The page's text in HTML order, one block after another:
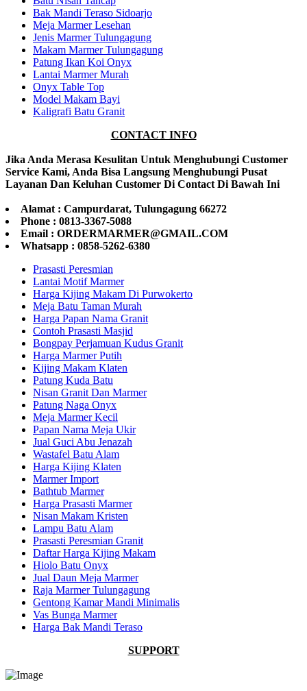
Bak Mandi Teraso Sidoarjo
Meja Marmer Lesehan
Jenis Marmer Tulungagung
Makam Marmer Tulungagung
Patung Ikan Koi Onyx
Lantai Marmer Murah
Onyx Table Top
Model Makam Bayi
Kaligrafi Batu Granit
CONTACT INFO
Jika Anda Merasa Kesulitan Untuk Menghubungi Customer
Service Kami, Anda Bisa Langsung Menghubungi Pusat
Layanan Dan Keluhan Customer Di Contact Di Bawah Ini
Alamat : Campurdarat, Tulungagung 66272
Phone : 0813-3367-5088
Email : ORDERMARMER@GMAIL.COM
Whatsapp : 0858-5262-6380
Prasasti Peresmian
Lantai Motif Marmer
Harga Kijing Makam Di Purwokerto
Meja Batu Taman Murah
Harga Papan Nama Granit
Contoh Prasasti Masjid
Bongpay Perjamuan Kudus Granit
Harga Marmer Putih
Kijing Makam Klaten
Patung Kuda Batu
Nisan Granit Dan Marmer
Patung Naga Onyx
Meja Marmer Kecil
Papan Nama Meja Ukir
Jual Guci Abu Jenazah
Wastafel Batu Alam
Harga Kijing Klaten
Marmer Import
Bathtub Marmer
Harga Prasasti Marmer
Nisan Makam Kristen
Lampu Batu Alam
Prasasti Peresmian Granit
Daftar Harga Kijing Makam
Hiolo Batu Onyx
Jual Daun Meja Marmer
Raja Marmer Tulungagung
Gentong Kamar Mandi Minimalis
Vas Bunga Marmer
Harga Bak Mandi Teraso
SUPPORT